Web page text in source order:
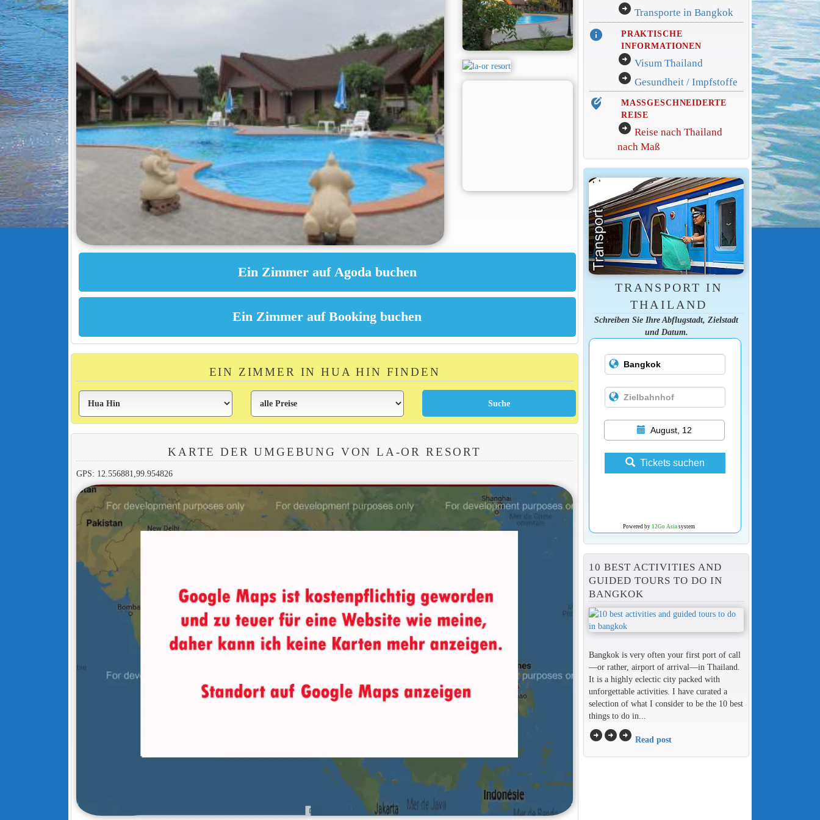
EIN ZIMMER IN HUA HIN FINDEN
KARTE DER UMGEBUNG VON LA-OR RESORT
GPS: 12.556881,99.954826
arrow_circle_right Transporte in Bangkok
info
PRAKTISCHE
INFORMATIONEN
arrow_circle_right Visum Thailand
arrow_circle_right Gesundheit / Impfstoffe
edit_location_alt
MASSGESCHNEIDERTE
REISE
arrow_circle_right Reise nach Thailand
nach Maß
TRANSPORT IN
THAILAND
Schreiben Sie Ihre Abflugstadt, Zielstadt
und Datum.
August, 12
Tickets suchen
Powered by 12Go Asiasystem
10 BEST ACTIVITIES AND
GUIDED TOURS TO DO IN
BANGKOK
Bangkok is very often your first port of call
—or rather, airport of arrival—in Thailand.
It is a highly eclectic city packed with
unforgettable activities. I have curated a
selection of what I consider to be the 10 best
things to do in...
arrow_circle_rightarrow_circle_rightarrow_circle_right Read post